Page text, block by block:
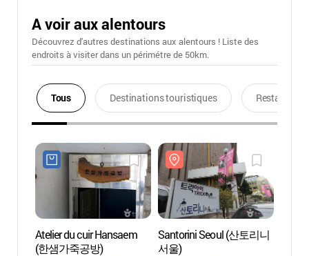
A voir aux alentours
Découvrez d'autres destinations aux alentours ! Liste des
endroits à visiter dans un périmétre de 50km.
Tous Destinations touristiques Restaurants
Atelier du cuir Hansaem
(한샘가죽공방)
Santorini Seoul (산토리니
서울)